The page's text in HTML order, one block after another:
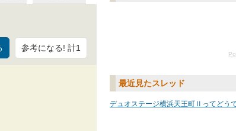
参考になる! 計1
最近見たスレッド
デュオステージ横浜天王町Ⅱってどう